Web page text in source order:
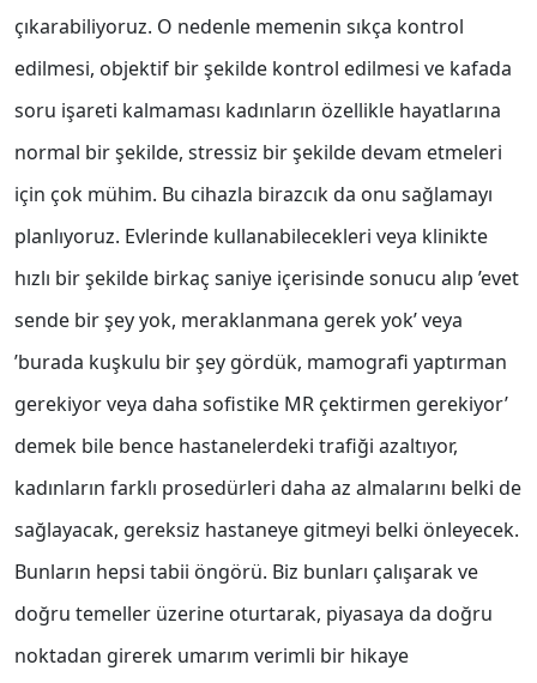
çıkarabiliyoruz. O nedenle memenin sıkça kontrol
edilmesi, objektif bir şekilde kontrol edilmesi ve kafada
soru işareti kalmaması kadınların özellikle hayatlarına
normal bir şekilde, stressiz bir şekilde devam etmeleri
için çok mühim. Bu cihazla birazcık da onu sağlamayı
planlıyoruz. Evlerinde kullanabilecekleri veya klinikte
hızlı bir şekilde birkaç saniye içerisinde sonucu alıp ’evet
sende bir şey yok, meraklanmana gerek yok’ veya
’burada kuşkulu bir şey gördük, mamografi yaptırman
gerekiyor veya daha sofistike MR çektirmen gerekiyor’
demek bile bence hastanelerdeki trafiği azaltıyor,
kadınların farklı prosedürleri daha az almalarını belki de
sağlayacak, gereksiz hastaneye gitmeyi belki önleyecek.
Bunların hepsi tabii öngörü. Biz bunları çalışarak ve
doğru temeller üzerine oturtarak, piyasaya da doğru
noktadan girerek umarım verimli bir hikaye